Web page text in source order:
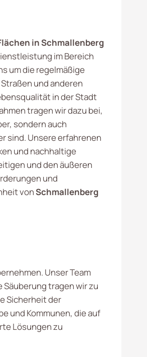
in Schmallenberg
im Bereich
um die regelmäßige
und anderen
in der Stadt
tragen wir dazu bei,
sondern auch
sind. Unsere erfahrenen
und nachhaltige
und den äußeren
und
vonSchmallenberg
Unser Team
tragen wir zu
Sicherheit der
und Kommunen, die auf
Lösungen zu